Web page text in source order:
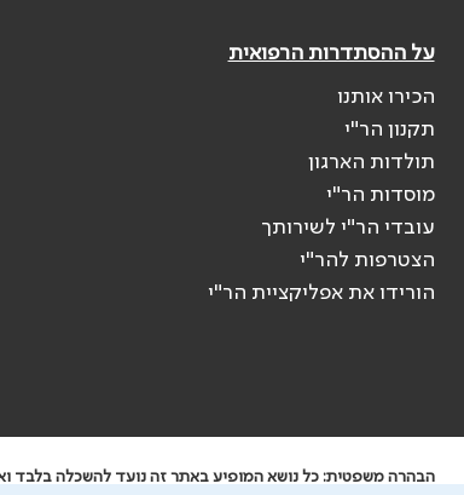
על ההסתדרות הרפואית
הכירו אותנו
תקנון הר"י
תולדות הארגון
מוסדות הר"י
עובדי הר"י לשירותך
הצטרפות להר"י
הורידו את אפליקציית הר"י
הבהרה משפטית: כל נושא המופיע באתר זה נועד להשכלה בלבד